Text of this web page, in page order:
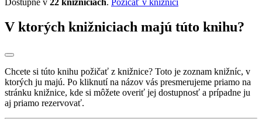
V ktorých knižniciach majú túto knihu?
Chcete si túto knihu požičať z knižnice? Toto je zoznam knižníc, v
ktorých ju majú. Po kliknutí na názov vás presmerujeme priamo na
stránku knižnice, kde si môžete overiť jej dostupnosť a prípadne ju
aj priamo rezervovať.